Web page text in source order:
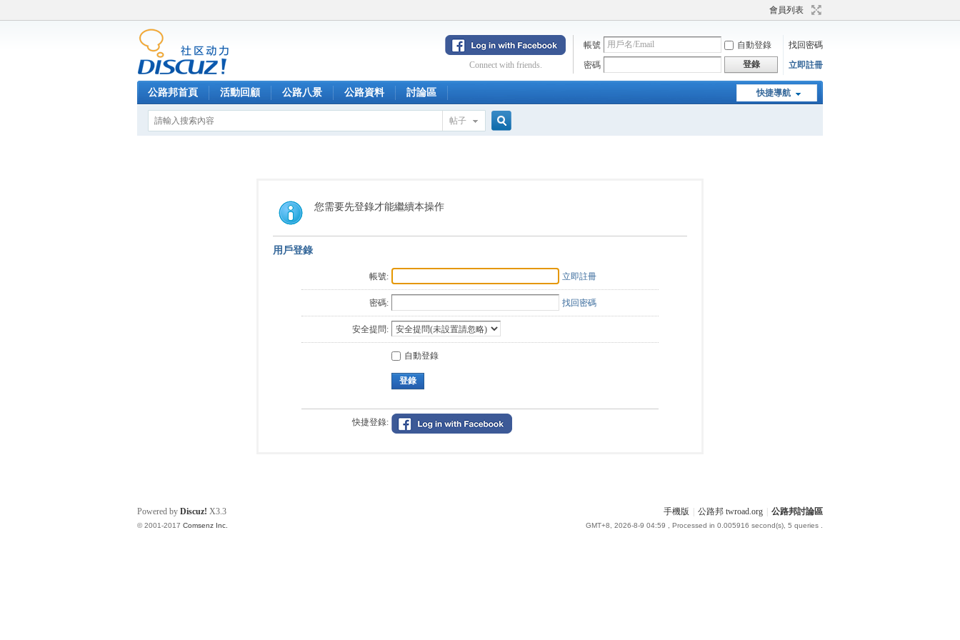
會員列表
帳號 自動登錄
找回密碼
密碼
登錄 立即註冊
Connect with friends.
快捷導航
公路邦首頁 活動回顧 公路八景 公路資料 討論區
帖子
您需要先登錄才能繼續本操作
用戶登錄
帳號: 立即註冊
密碼: 找回密碼
安全提問:
自動登錄
登錄
快捷登錄:
手機版 公路邦 twroad.org 公路邦討論區
GMT+8, 2026-8-9 04:59 , Processed in 0.005916 second(s), 5 queries .
Powered by Discuz! X3.3
© 2001-2017 Comsenz Inc.